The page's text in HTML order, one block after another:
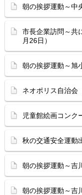
朝の挨拶運動～中
市長企業訪問～共
月26日）
朝の挨拶運動～旭
ネオポリス自治会
児童館絵画コンク
秋の交通安全運動
朝の挨拶運動～吉
朝の挨拶運動～吉